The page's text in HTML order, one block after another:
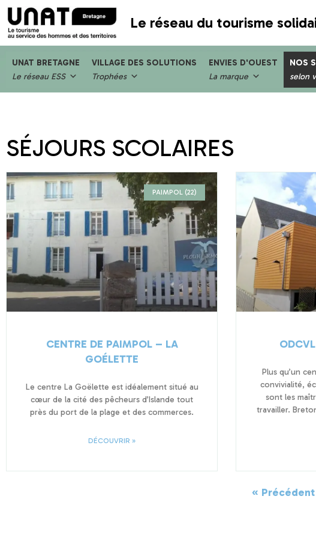
Le réseau du tourisme
UNAT BRETAGNE
Le réseau ESS
VILLAGE DES SOLUTIONS
Trophées
ENVIES D'OUEST
La marque
NOS
selon
SÉJOURS SCOLAIRES
PAIMPOL (22)
CENTRE DE PAIMPOL – LA
GOÉLETTE
Le centre La Goëlette est idéalement situé au
cœur de la cité des pêcheurs d’Islande tout
près du port de la plage et des commerces.
DÉCOUVRIR »
Plus qu’un
convivialité,
sont les
travailler.
« Précédent